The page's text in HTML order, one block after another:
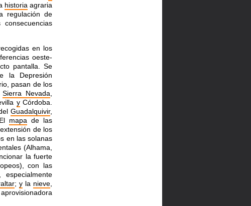
historia agraria
regulación de
en los
oeste-
pantalla. Se
la Depresión
pasan de los
Sierra Nevada
yCórdoba.
Guadalquivir,
mapa de las
de los
en las solanas
(Alhama,
la fuerte
con las
especialmente
; yla nieve